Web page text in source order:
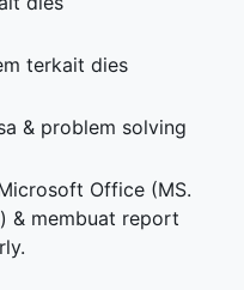
terkait dies
& problem solving
Office (MS.
& membuat report